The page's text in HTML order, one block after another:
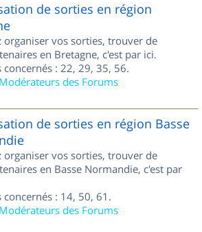
de sorties en région
organiser vos sorties, trouver de
en Bretagne, c'est par ici.
concernés : 22, 29, 35, 56.
Modérateurs des Forums
de sorties en région Basse
organiser vos sorties, trouver de
en Basse Normandie, c'est par
: 14, 50, 61.
Modérateurs des Forums